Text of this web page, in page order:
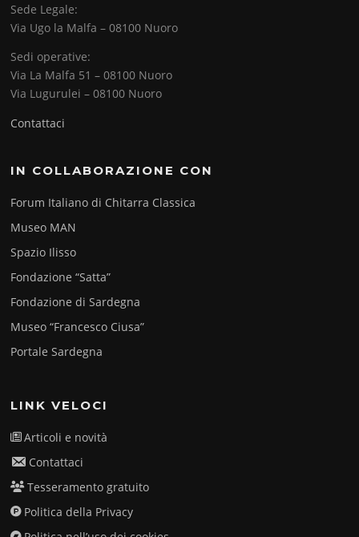
Sede Legale:
Via Ugo la Malfa – 08100 Nuoro
Sedi operative:
Via La Malfa 51 – 08100 Nuoro
Via Lugurulei – 08100 Nuoro
Contattaci
IN COLLABORAZIONE CON
Forum Italiano di Chitarra Classica
Museo MAN
Spazio Ilisso
Fondazione “Satta”
Fondazione di Sardegna
Museo “Francesco Ciusa”
Portale Sardegna
LINK VELOCI
Articoli e novità
Contattaci
Tesseramento gratuito
Politica della Privacy